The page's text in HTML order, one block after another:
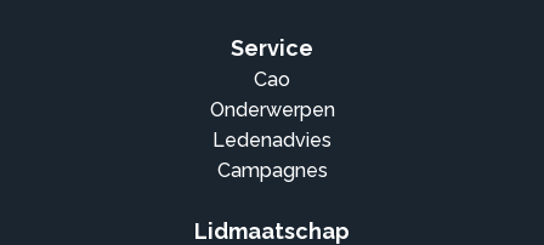
Service
Cao
Onderwerpen
Ledenadvies
Campagnes
Lidmaatschap